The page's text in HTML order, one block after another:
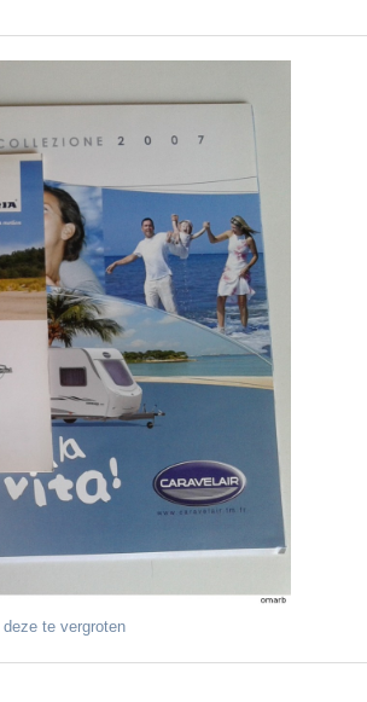
te vergroten